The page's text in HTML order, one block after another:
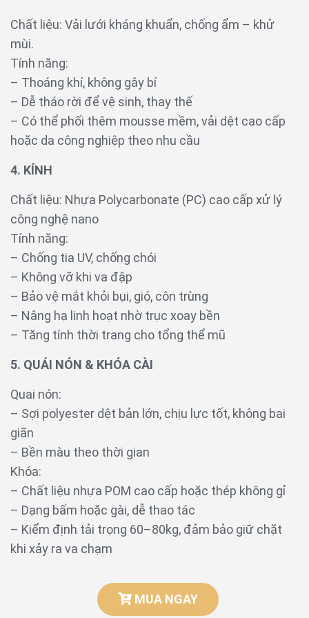
Chất liệu: Vải lưới kháng khuẩn, chống ẩm – khử
mùi.
Tính năng:
– Thoáng khí, không gây bí
– Dễ tháo rời để vệ sinh, thay thế
– Có thể phối thêm mousse mềm, vải dệt cao cấp
hoặc da công nghiệp theo nhu cầu
4. KÍNH
Chất liệu: Nhựa Polycarbonate (PC) cao cấp xử lý
công nghệ nano
Tính năng:
– Chống tia UV, chống chói
– Không vỡ khi va đập
– Bảo vệ mắt khỏi bụi, gió, côn trùng
– Nâng hạ linh hoạt nhờ trục xoay bền
– Tăng tính thời trang cho tổng thể mũ
5. QUÁI NÓN & KHÓA CÀI
Quai nón:
– Sợi polyester dệt bản lớn, chịu lực tốt, không bai
giãn
– Bền màu theo thời gian
Khóa:
– Chất liệu nhựa POM cao cấp hoặc thép không gỉ
– Dạng bấm hoặc gài, dễ thao tác
– Kiểm định tải trọng 60–80kg, đảm bảo giữ chặt
khi xảy ra va chạm
MUA NGAY